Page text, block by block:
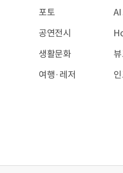
포토
공연전시
생활문화
여행·레저